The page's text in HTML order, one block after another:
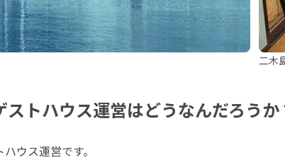
二木
トハウス運営はどうなんだろうか
ウス運営です。